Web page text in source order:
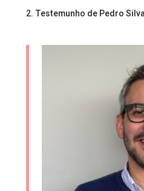
2. Testemunho de Pedro